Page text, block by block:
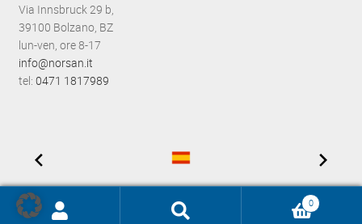
Via Innsbruck 29 b,
39100 Bolzano, BZ
lun-ven, ore 8-17
info@norsan.it
tel: 0471 1817989
Ricerca
0